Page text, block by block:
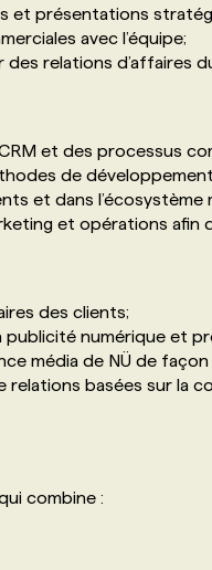
et présentations
avec l’équipe;
relations d’affaires
et des processus
de
et dans l’écosystème
et opérations afin
des clients;
publicité numérique et
média de NÜ de
basées sur la
combine :